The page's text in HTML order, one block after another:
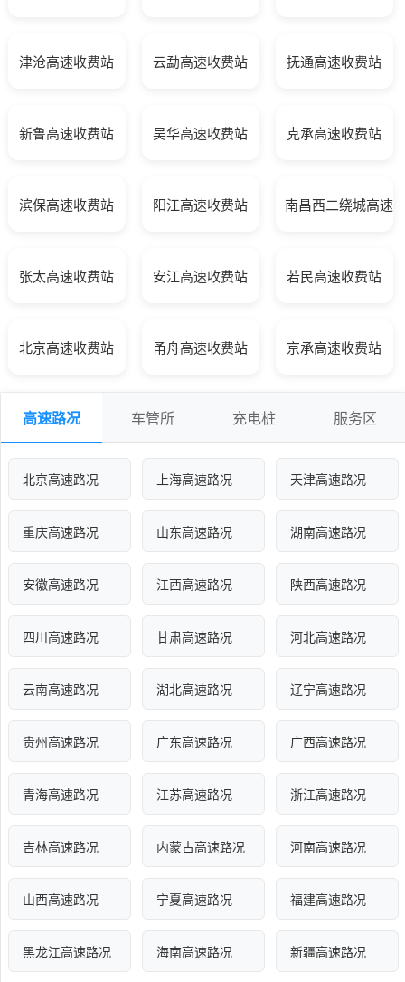
津沧高速收费站 云勐高速收费站 抚通高速收费站
新鲁高速收费站 吴华高速收费站 克承高速收费站
滨保高速收费站 阳江高速收费站 南昌西二绕城高速
张太高速收费站 安江高速收费站 若民高速收费站
北京高速收费站 甬舟高速收费站 京承高速收费站
高速路况 车管所 充电桩 服务区
北京高速路况 上海高速路况 天津高速路况
重庆高速路况 山东高速路况 湖南高速路况
安徽高速路况 江西高速路况 陕西高速路况
四川高速路况 甘肃高速路况 河北高速路况
云南高速路况 湖北高速路况 辽宁高速路况
贵州高速路况 广东高速路况 广西高速路况
青海高速路况 江苏高速路况 浙江高速路况
吉林高速路况 内蒙古高速路况 河南高速路况
山西高速路况 宁夏高速路况 福建高速路况
黑龙江高速路况 海南高速路况 新疆高速路况